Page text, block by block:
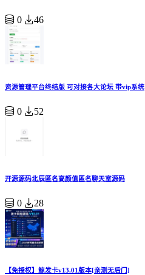
0 46
资源管理平台终结版 可对接各大论坛 带vip系统
0 52
开源源码北辰匿名高颜值匿名聊天室源码
0 28
【免授权】鲸发卡v13.01版本[亲测无后门]